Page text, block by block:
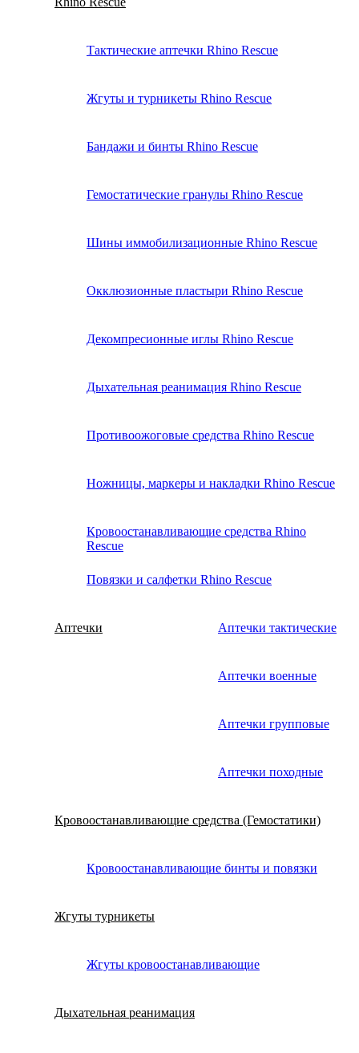
Тактические аптечки Rhino Rescue
Жгуты и турникеты Rhino Rescue
Бандажи и бинты Rhino Rescue
Гемостатические гранулы Rhino Rescue
Шины иммобилизационные Rhino Rescue
Окклюзионные пластыри Rhino Rescue
Декомпресионные иглы Rhino Rescue
Дыхательная реанимация Rhino Rescue
Противоожоговые средства Rhino Rescue
Ножницы, маркеры и накладки Rhino Rescue
Кровоостанавливающие средства Rhino
Rescue
Повязки и салфетки Rhino Rescue
Аптечки Аптечки тактические
Аптечки военные
Аптечки групповые
Аптечки походные
Кровоостанавливающие средства (Гемостатики)
Кровоостанавливающие бинты и повязки
Жгуты турникеты
Жгуты кровоостанавливающие
Дыхательная реанимация